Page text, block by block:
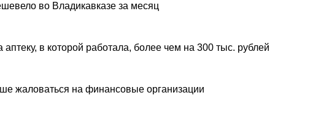
во Владикавказе за месяц
в которой работала, более чем на 300 тыс. рублей
жаловаться на финансовые организации